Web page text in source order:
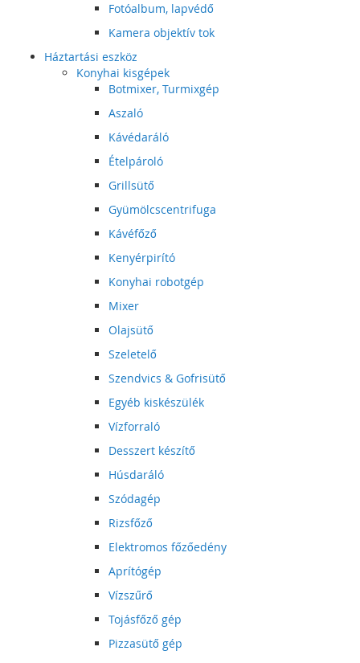
Fotóalbum, lapvédő
Kamera objektív tok
Háztartási eszköz
Konyhai kisgépek
Botmixer, Turmixgép
Aszaló
Kávédaráló
Ételpároló
Grillsütő
Gyümölcscentrifuga
Kávéfőző
Kenyérpirító
Konyhai robotgép
Mixer
Olajsütő
Szeletelő
Szendvics & Gofrisütő
Egyéb kiskészülék
Vízforraló
Desszert készítő
Húsdaráló
Szódagép
Rizsfőző
Elektromos főzőedény
Aprítógép
Vízszűrő
Tojásfőző gép
Pizzasütő gép